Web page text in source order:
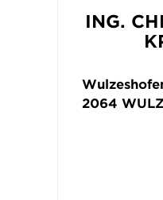
ING.
2064